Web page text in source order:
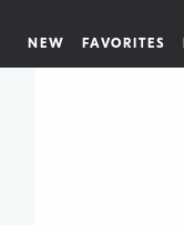
NEW FAVORITES